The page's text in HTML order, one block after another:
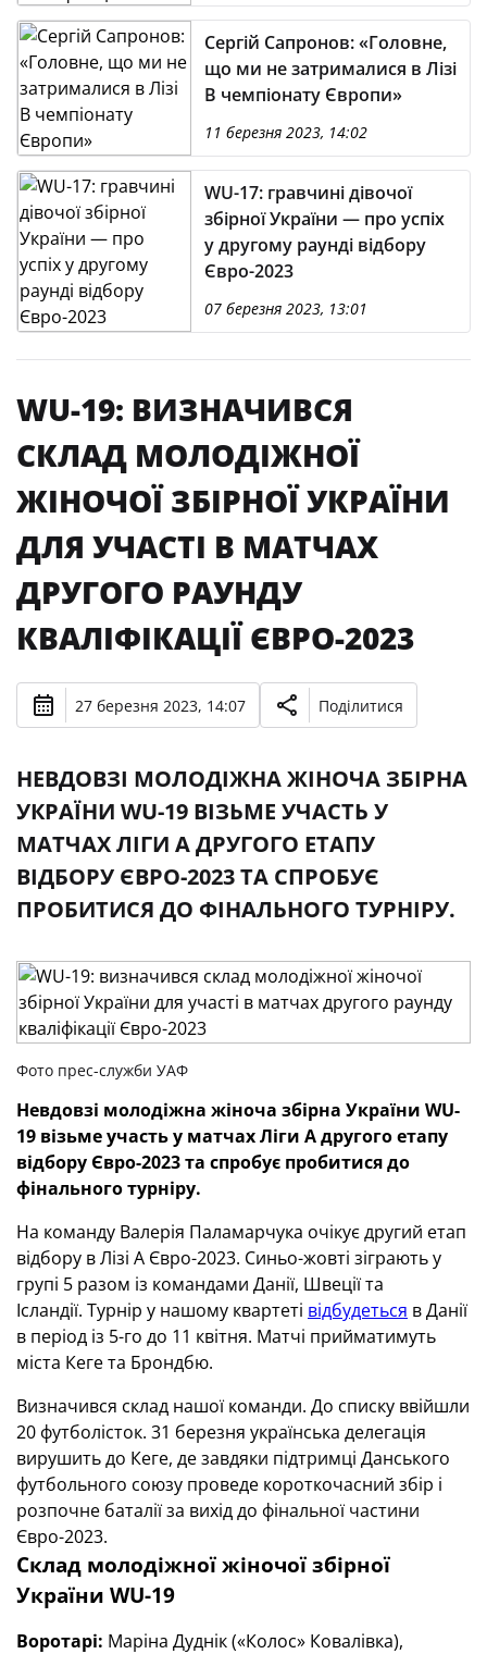
Сергій Сапронов: «Головне,
що ми не затрималися в Лізі
В чемпіонату Європи»
11 березня 2023, 14:02
WU-17: гравчині дівочої
збірної України — про успіх
у другому раунді відбору
Євро-2023
07 березня 2023, 13:01
WU-19: ВИЗНАЧИВСЯ
СКЛАД МОЛОДІЖНОЇ
ЖІНОЧОЇ ЗБІРНОЇ УКРАЇНИ
ДЛЯ УЧАСТІ В МАТЧАХ
ДРУГОГО РАУНДУ
КВАЛІФІКАЦІЇ ЄВРО-2023
27 березня 2023, 14:07 Поділитися
НЕВДОВЗІ МОЛОДІЖНА ЖІНОЧА ЗБІРНА
УКРАЇНИ WU-19 ВІЗЬМЕ УЧАСТЬ У
МАТЧАХ ЛІГИ А ДРУГОГО ЕТАПУ
ВІДБОРУ ЄВРО-2023 ТА СПРОБУЄ
ПРОБИТИСЯ ДО ФІНАЛЬНОГО ТУРНІРУ.
Фото прес-служби УАФ
Невдовзі молодіжна жіноча збірна України WU-
19 візьме участь у матчах Ліги А другого етапу
відбору Євро-2023 та спробує пробитися до
фінального турніру.
На команду Валерія Паламарчука очікує другий етап
відбору в Лізі А Євро-2023. Синьо-жовті зіграють у
групі 5 разом із командами Данії, Швеції та
Ісландії. Турнір у нашому квартеті відбудеться в Данії
в період із 5-го до 11 квітня. Матчі прийматимуть
міста Кеге та Брондбю.
Визначився склад нашої команди. До списку ввійшли
20 футболісток. 31 березня українська делегація
вирушить до Кеге, де завдяки підтримці Данського
футбольного союзу проведе короткочасний збір і
розпочне баталії за вихід до фінальної частини
Євро-2023.
Склад молодіжної жіночої збірної
України WU-19
Воротарі: Маріна Дуднік («Колос» Ковалівка),